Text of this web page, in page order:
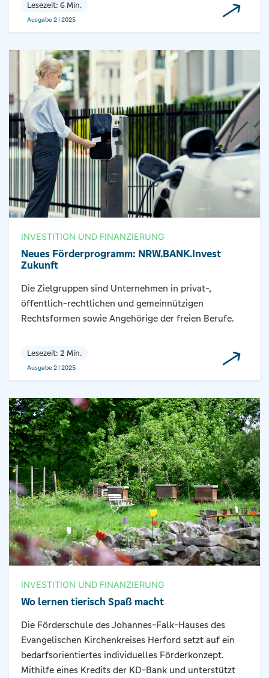
Lesezeit: 6 Min.
Ausgabe 2 | 2025
INVESTITION UND FINANZIERUNG
Neues Förderprogramm: NRW.BANK.Invest
Zukunft
Die Zielgruppen sind Unternehmen in privat-,
öffentlich-rechtlichen und gemeinnützigen
Rechtsformen sowie Angehörige der freien Berufe.
Lesezeit: 2 Min.
Ausgabe 2 | 2025
INVESTITION UND FINANZIERUNG
Wo lernen tierisch Spaß macht
Die Förderschule des Johannes-Falk-Hauses des
Evangelischen Kirchenkreises Herford setzt auf ein
bedarfsorientiertes individuelles Förderkonzept.
Mithilfe eines Kredits der KD-Bank und unterstützt